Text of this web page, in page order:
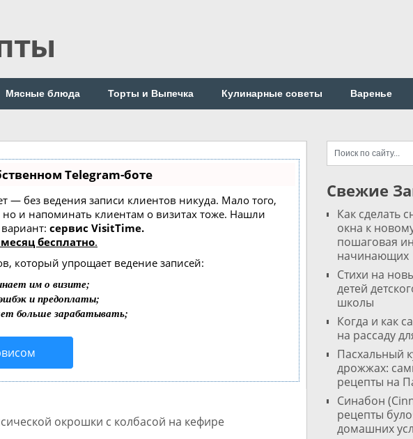
Мясные блюда Торты и Выпечка Кулинарные советы Варенье
Telegram-боте
— без ведения записи клиентов никуда. Мало того,
но и напоминать клиентам о визитах тоже. Нашли
сервис VisitTime.
бесплатно.
который упрощает ведение записей:
им о визите;
и предоплаты;
больше зарабатывать;
окрошки с колбасой на кефире
Свежие
Как сделать
окна к
пошаговая
начинающих
Стихи на
детей
школы
Когда и как
на рассаду
Пасхальный
дрожжах:
рецепты на
Cинабон
рецепты
домашних